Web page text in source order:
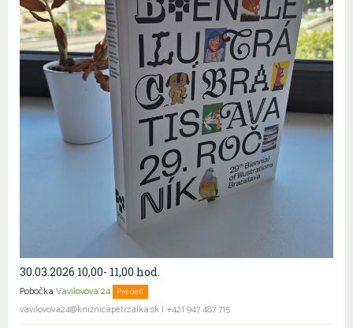
30.03.2026 10,00- 11,00 hod.
Pobočka Vavilovova 24 Pre deti
vavilovova24@kniznicapetrzalka.sk | +421 947 487 715